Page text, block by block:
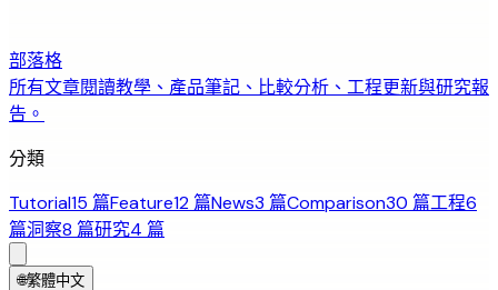
部落格
所有文章閱讀教學、產品筆記、比較分析、工程更新與研究報
告。
分類
Tutorial15 篇Feature12 篇News3 篇Comparison30 篇工程6
篇洞察8 篇研究4 篇
🌐繁體中文